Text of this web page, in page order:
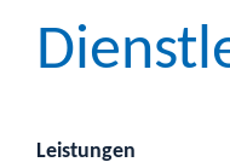
Leistungen